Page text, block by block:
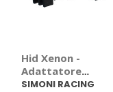
Hid Xenon -
Adattatore
portalampada Fiat
SIMONI RACING